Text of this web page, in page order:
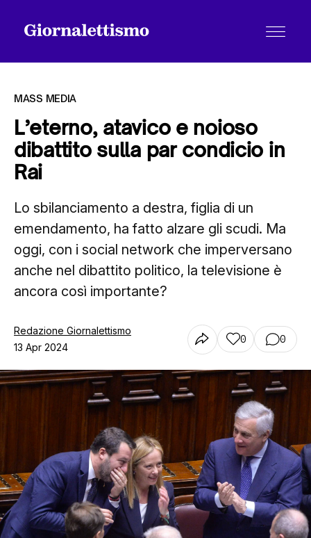
Tutti gli articoli
Chi siamo
Contatti
MASS MEDIA
L’eterno, atavico e noioso
dibattito sulla par condicio in
Rai
Lo sbilanciamento a destra, figlia di un
emendamento, ha fatto alzare gli scudi. Ma
oggi, con i social network che imperversano
anche nel dibattito politico, la televisione è
ancora così importante?
Redazione Giornalettismo
13 Apr 2024
0 0